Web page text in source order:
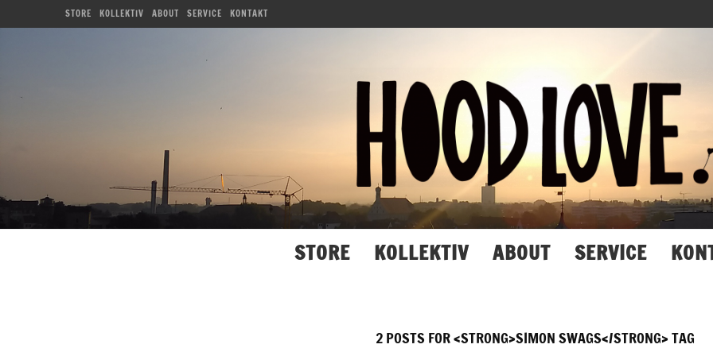
STORE KOLLEKTIV ABOUT SERVICE KONTAKT
Hood
Love
STORE KOLLEKTIV ABOUT SERVICE
2 POSTS FOR <STRONG>SIMON SWAGS</STRONG> TAG